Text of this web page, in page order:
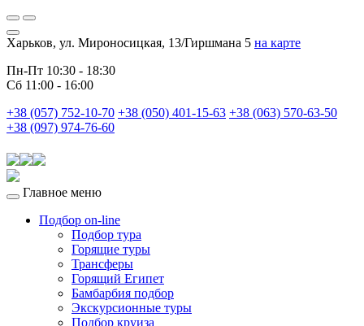
Харьков, ул. Мироносицкая, 13/Гиршмана 5 на карте
Пн-Пт 10:30 - 18:30
Сб 11:00 - 16:00
+38 (057) 752-10-70 +38 (050) 401-15-63 +38 (063) 570-63-50
+38 (097) 974-76-60
Главное меню
Подбор on-line
Подбор тура
Горящие туры
Трансферы
Горящий Египет
Бамбарбия подбор
Экскурсионные туры
Подбор круиза